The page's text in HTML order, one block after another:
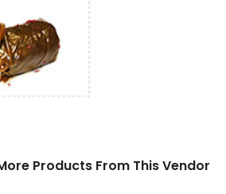
Products From This Vendor